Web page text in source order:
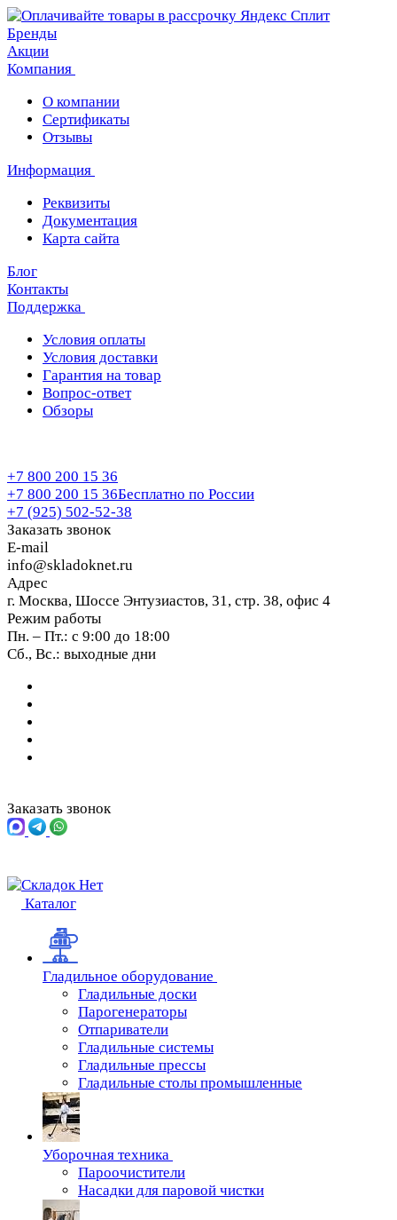
Бренды
Акции
Компания
О компании
Сертификаты
Отзывы
Информация
Реквизиты
Документация
Карта сайта
Блог
Контакты
Поддержка
Условия оплаты
Условия доставки
Гарантия на товар
Вопрос-ответ
Обзоры
+7 800 200 15 36
+7 800 200 15 36Бесплатно по России
+7 (925) 502-52-38
Заказать звонок
E-mail
info@skladoknet.ru
Адрес
г. Москва, Шоссе Энтузиастов, 31, стр. 38, офис 4
Режим работы
Пн. – Пт.: с 9:00 до 18:00
Сб., Вс.: выходные дни
Заказать звонок
Каталог
Гладильное оборудование
Гладильные доски
Парогенераторы
Отпариватели
Гладильные системы
Гладильные прессы
Гладильные столы промышленные
Уборочная техника
Пароочистители
Насадки для паровой чистки